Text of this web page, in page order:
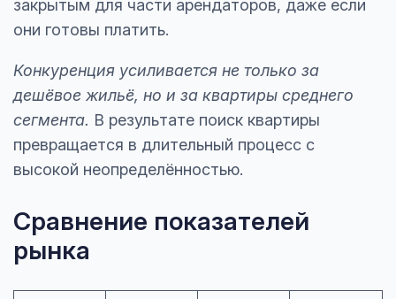
закрытым для части арендаторов, даже если
они готовы платить.
Конкуренция усиливается не только за
дешёвое жильё, но и за квартиры среднего
сегмента. В результате поиск квартиры
превращается в длительный процесс с
высокой неопределённостью.
Сравнение показателей
рынка